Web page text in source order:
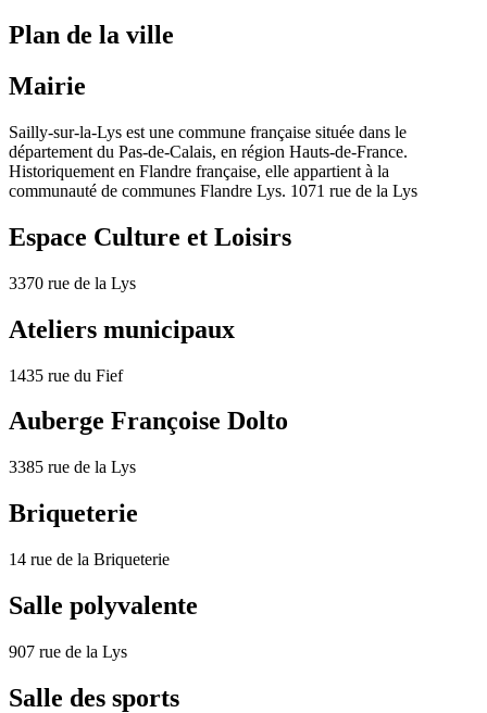
Plan de la ville
Mairie
Sailly-sur-la-Lys est une commune française située dans le
département du Pas-de-Calais, en région Hauts-de-France.
Historiquement en Flandre française, elle appartient à la
communauté de communes Flandre Lys. 1071 rue de la Lys
Espace Culture et Loisirs
3370 rue de la Lys
Ateliers municipaux
1435 rue du Fief
Auberge Françoise Dolto
3385 rue de la Lys
Briqueterie
14 rue de la Briqueterie
Salle polyvalente
907 rue de la Lys
Salle des sports